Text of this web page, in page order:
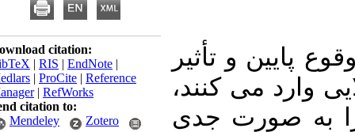
پایین و تأثیر
وارد می­ کنند،
به صورت جدی
Download citation:
BibTeX|RIS|EndNote
Medlars|ProCite|Reference
Manager|RefWorks
Send citation to:
Mendeley
Zotero